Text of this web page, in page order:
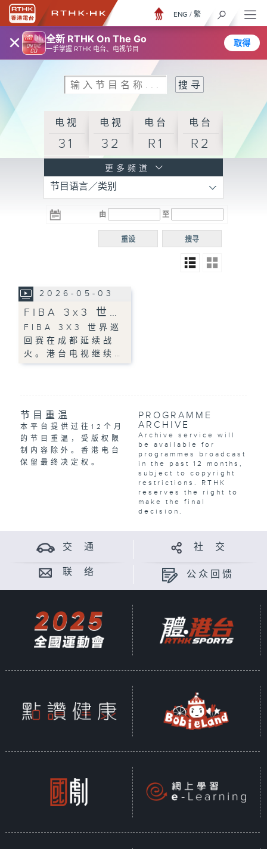
× 全新 RTHK On The Go
一手掌握 RTHK 电台、电视节目
取得
ENG / 繁
电视
31
电视
32
电台
R1
电台
R2
R3
电台 电台
R5
电台
普通
更多频道
节目语言／类别
由 至
搜寻
重设
2026-05-03
FIBA 3x3 世…
FIBA 3X3 世界巡
回赛在成都延续战
火。港台电视继续…
节目重温
本平台提供过往12个月
的节目重温，受版权限
制内容除外。香港电台
保留最终决定权。
PROGRAMME
ARCHIVE
Archive service will
be available for
programmes broadcast
in the past 12 months,
subject to copyright
restrictions. RTHK
reserves the right to
make the final
decision.
交 通 社 交
联 络 公众回馈